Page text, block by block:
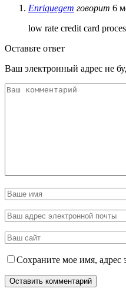
Enriquegem говорит 6
low rate credit card
Оставьте ответ
Ваш электронный адрес не
Сохраните мое имя, адрес